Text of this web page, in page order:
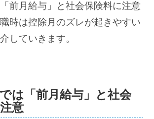
前月給与」と社会保険料に注意
時は控除月のズレが起きやすい
していきます。
は「前月給与」と社会
意